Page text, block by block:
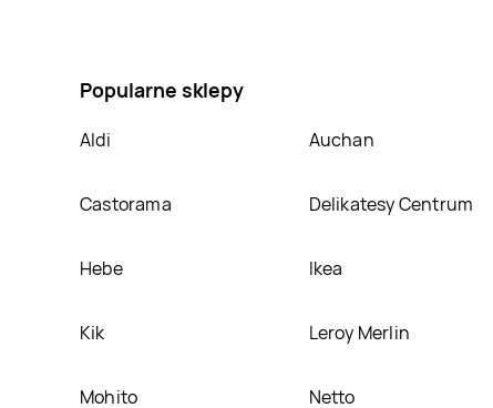
Popularne sklepy
Aldi Auchan
Castorama Delikatesy Centrum
Hebe Ikea
Kik Leroy Merlin
Mohito Netto